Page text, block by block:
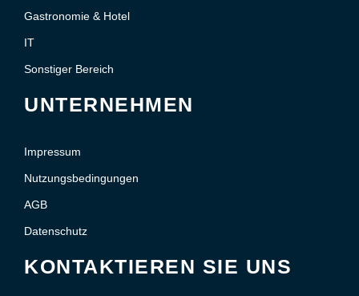
Gastronomie & Hotel
IT
Sonstiger Bereich
UNTERNEHMEN
Impressum
Nutzungsbedingungen
AGB
Datenschutz
KONTAKTIEREN SIE UNS